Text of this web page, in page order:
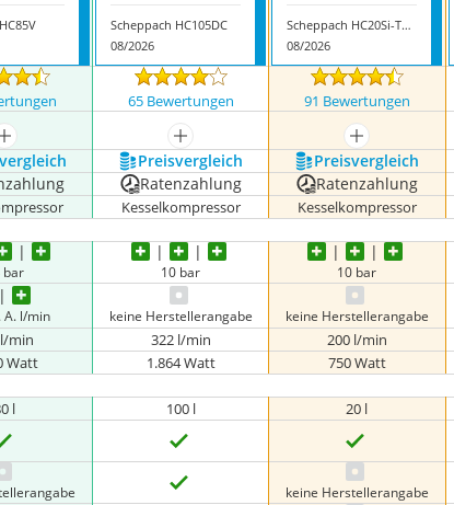
Scheppach HC105DC
08/2026
Scheppach HC20Si-Twin
08/2026
65 Bewertungen 91 Bewertungen
mehr anzeigen mehr anzeigen mehr anzeigen
Preis­vergleich Preis­vergleich
Ratenzahlung Ratenzahlung
Kesselkompressor Kesselkompressor
bar 10 bar 10 bar
A. l/min keine Herstellerangabe keine Herstellerangabe
min 322 l/min 200 l/min
Watt 1.864 Watt 750 Watt
l 100 l 20 l
keine Herstellerangabe